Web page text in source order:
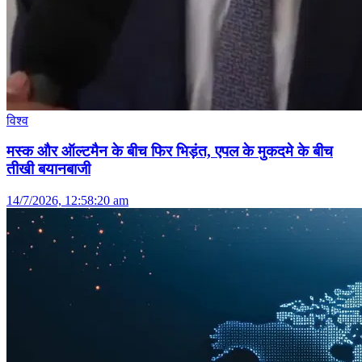
विश्व
मस्क और ऑल्टमैन के बीच फिर भिड़ंत, एपल के मुकदमे के बीच
तीखी बयानबाजी
14/7/2026, 12:58:20 am